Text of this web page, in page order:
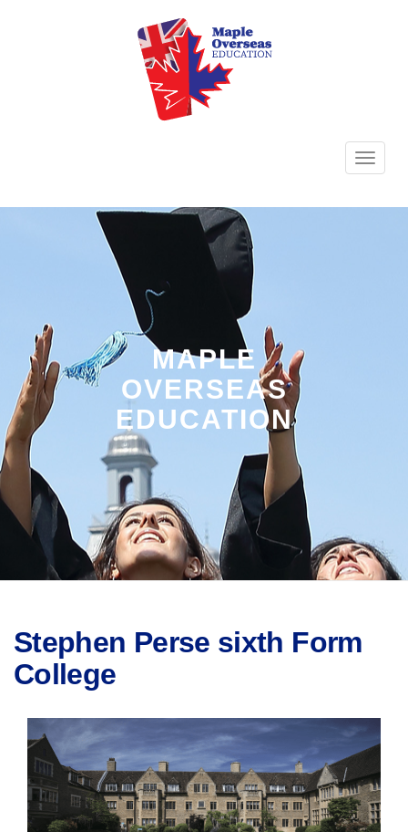
MAPLE
OVERSEAS
EDUCATION
Stephen Perse sixth Form
College